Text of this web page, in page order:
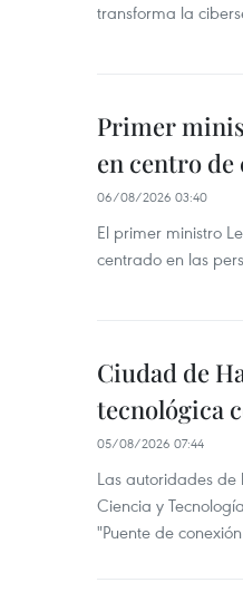
transforma la
Primer
en centro
06/08/2026 03:40
El primer ministro
centrado en las
Ciudad de
tecnológica
05/08/2026 07:44
Las autoridades de
Ciencia y
"Puente de